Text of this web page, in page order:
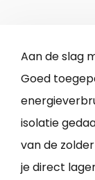
Aan de slag
Goed
isolatie
van de
je direct